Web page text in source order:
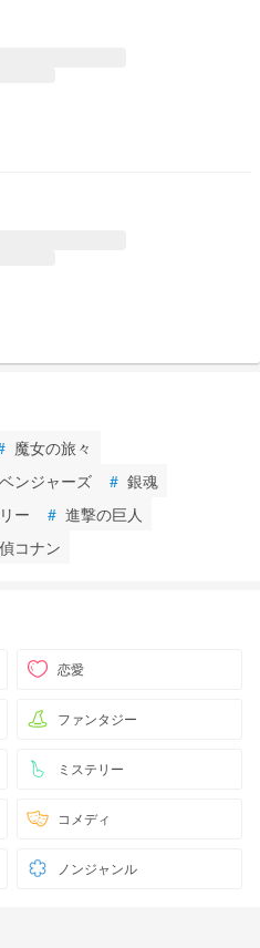
魔女の旅々
ンジャーズ # 銀魂
ー # 進撃の巨人
コナン
恋愛
ファンタジー
ミステリー
コメディ
ノンジャンル